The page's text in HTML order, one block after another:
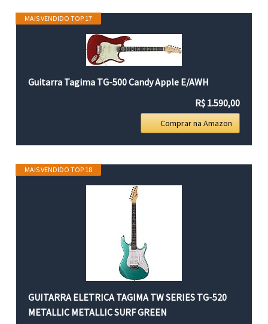
MAIS VENDIDO TOP 17
Guitarra Tagima TG-500 Candy Apple E/AWH
R$ 1.590,00
Comprar na Amazon
MAIS VENDIDO TOP 18
GUITARRA ELETRICA TAGIMA TW SERIES TG-520
METALLIC METALLIC SURF GREEN